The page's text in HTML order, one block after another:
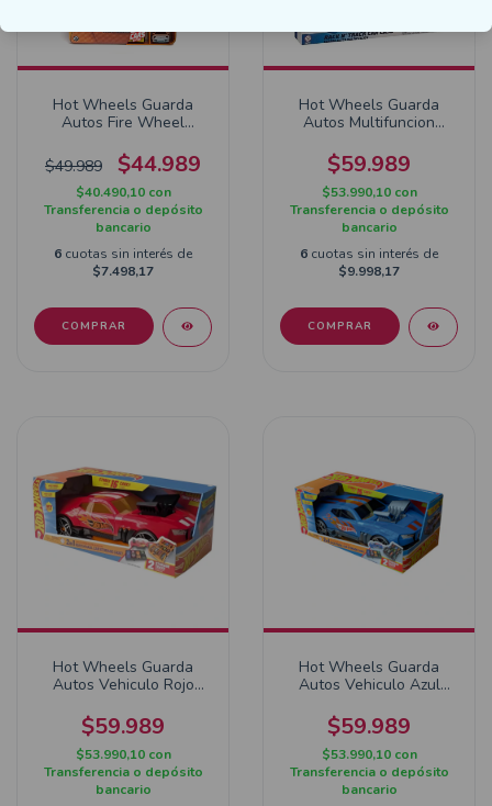
Hot Wheels Guarda
Autos Fire Wheel
$49.989
$44.989
$40.490,10 con
Transferencia o depósito
bancario
6 cuotas sin interés de
$7.498,17
Hot Wheels Guarda
Autos Multifuncion
$59.989
$53.990,10 con
Transferencia o depósito
bancario
6 cuotas sin interés de
$9.998,17
Hot Wheels Guarda
Autos Vehiculo Rojo
$59.989
$53.990,10 con
Transferencia o depósito
bancario
Hot Wheels Guarda
Autos Vehiculo Azul
$59.989
$53.990,10 con
Transferencia o depósito
bancario